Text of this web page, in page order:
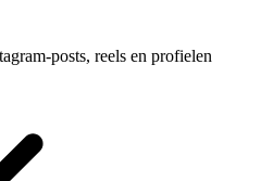
posts, reels en profielen